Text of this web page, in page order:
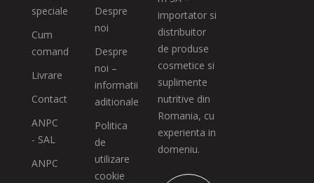
speciale
Cum
comand
Livrare
Contact
ANPC
- SAL
ANPC
Despre
noi
Despre
noi –
informatii
aditionale
Politica
de
utilizare
cookie
importator si
distribuitor
de produse
cosmetice si
suplimente
nutritive din
Romania, cu
experienta in
domeniu.